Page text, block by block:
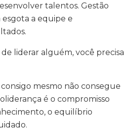
talentos. Gestão
esgota a equipe e
liderar alguém, você precisa
mesmo não consegue
é o compromisso
o equilíbrio